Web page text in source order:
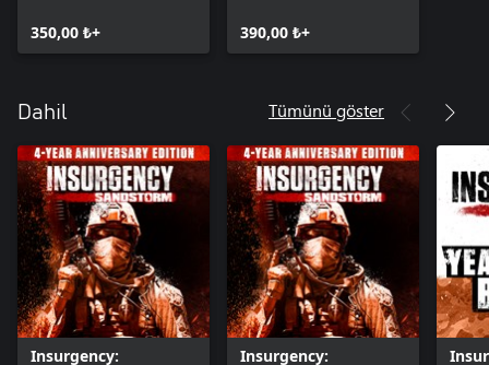
350,00 ₺+
390,00 ₺+
Dahil Tümünü göster
Insurgency: Insurgency: